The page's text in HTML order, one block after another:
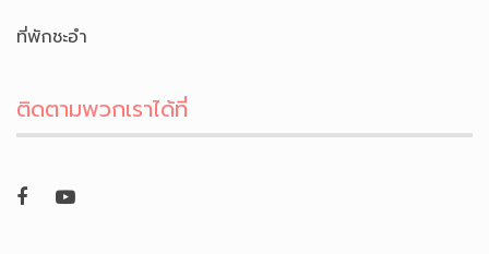
ที่พักชะอำ
ติดตามพวกเราได้ที่